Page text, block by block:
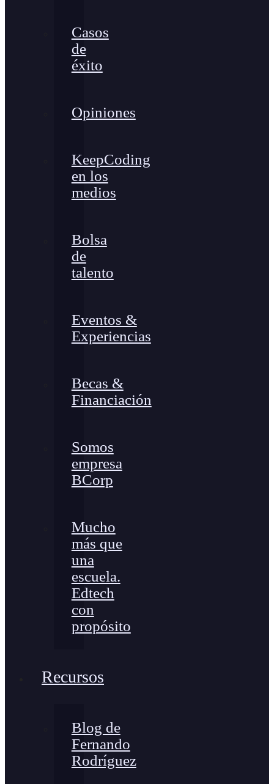
Casos
de
éxito
Opiniones
KeepCoding
en los
medios
Bolsa
de
talento
Eventos &
Experiencias
Becas &
Financiación
Somos
empresa
BCorp
Mucho
más que
una
escuela.
Edtech
con
propósito
Recursos
Blog de
Fernando
Rodríguez